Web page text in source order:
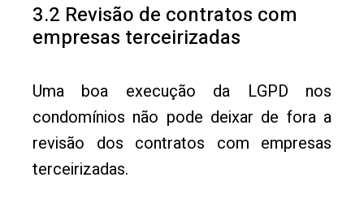
3.2 Revisão de contratos com
empresas terceirizadas
Uma boa execução da LGPD nos
condomínios não pode deixar de fora a
revisão dos contratos com empresas
terceirizadas.